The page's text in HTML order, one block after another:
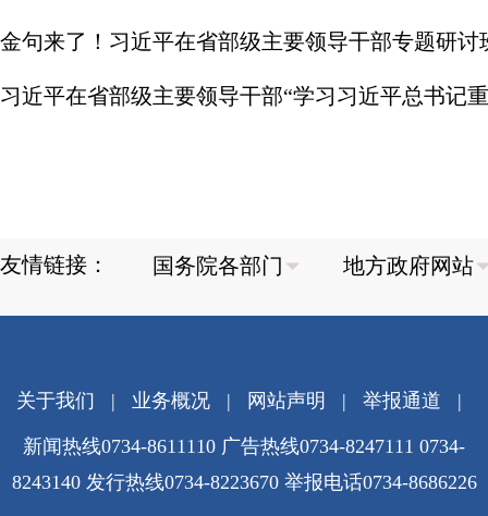
金句来了！习近平在省部级主要领导干部专题研讨
友情链接：
关于我们 | 业务概况| 网站声明 | 举报通道 |
新闻热线0734-8611110 广告热线0734-8247111 0734-
8243140 发行热线0734-8223670 举报电话0734-8686226